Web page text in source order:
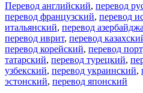
Перевод английский, перевод
перевод французский, перевод
итальянский, перевод
перевод иврит, перевод
перевод корейский, перевод
татарский, перевод турецкий,
узбекский, перевод украинский,
эстонский, перевод японский